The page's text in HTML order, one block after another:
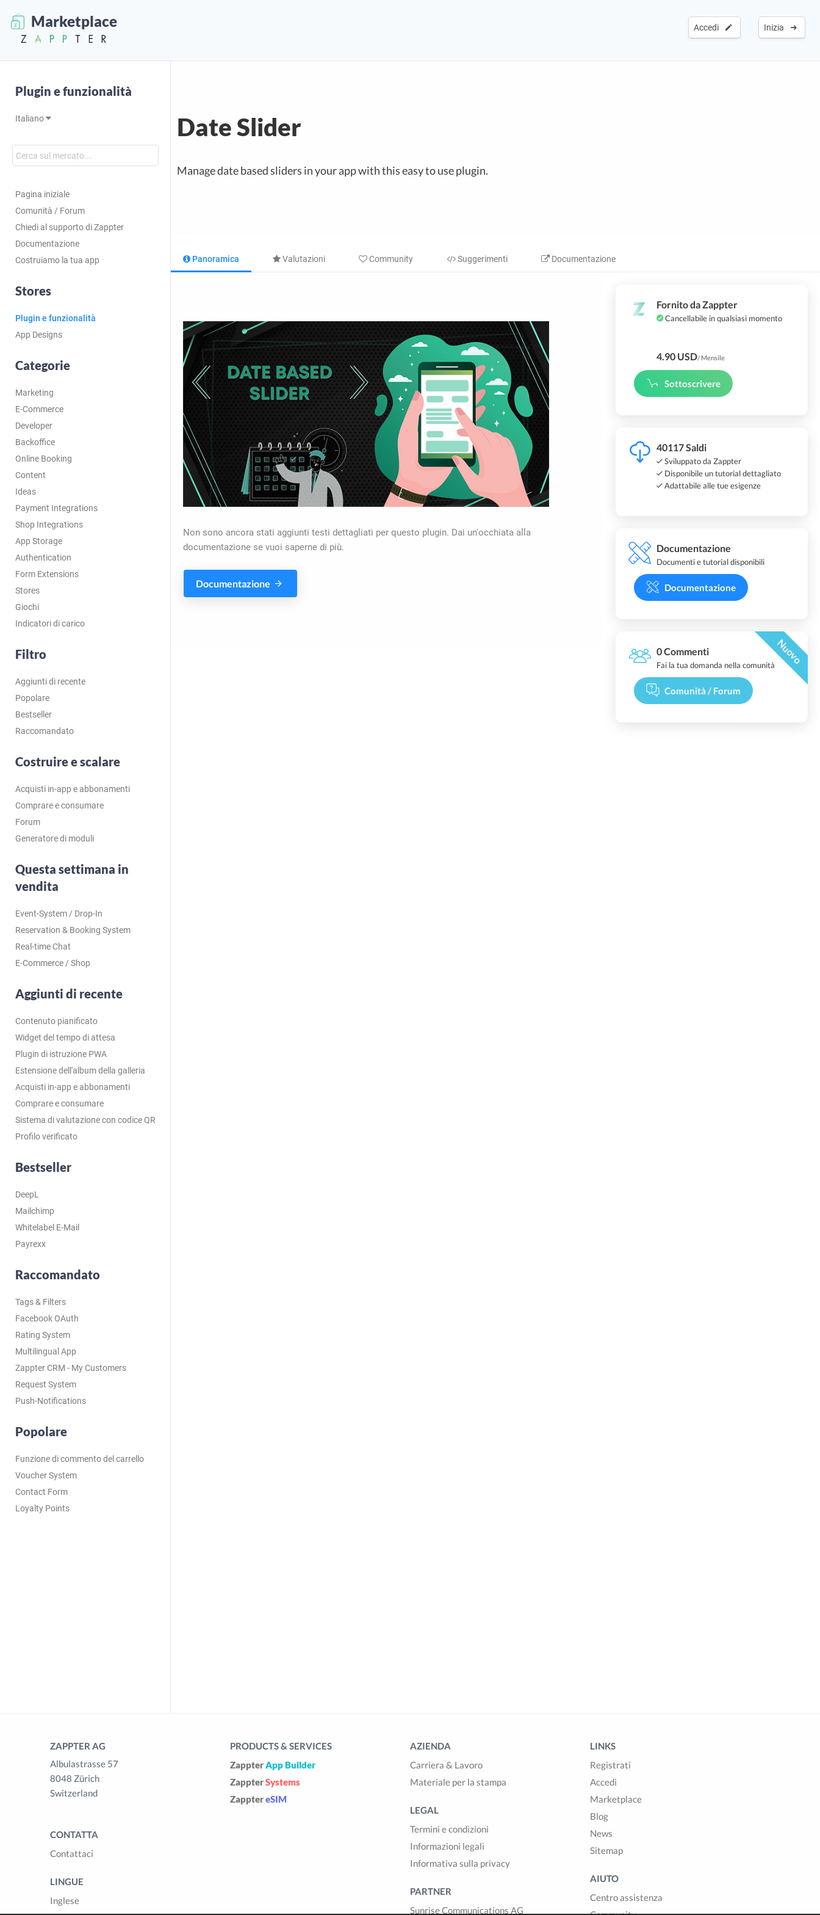
Marketplace Inizia
Accedi
Plugin e funzionalità
Italiano
Pagina iniziale
Comunità / Forum
Chiedi al supporto di Zappter
Documentazione
Costruiamo la tua app
Stores
Plugin e funzionalità
App Designs
Categorie
Marketing
E-Commerce
Developer
Backoffice
Online Booking
Content
Ideas
Payment Integrations
Shop Integrations
App Storage
Authentication
Form Extensions
Stores
Giochi
Indicatori di carico
Filtro
Aggiunti di recente
Popolare
Bestseller
Raccomandato
Costruire e scalare
Acquisti in-app e abbonamenti
Comprare e consumare
Forum
Generatore di moduli
Questa settimana in
vendita
Event-System / Drop-In
Reservation & Booking System
Real-time Chat
E-Commerce / Shop
Aggiunti di recente
Contenuto pianificato
Widget del tempo di attesa
Plugin di istruzione PWA
Estensione dell'album della galleria
Acquisti in-app e abbonamenti
Comprare e consumare
Sistema di valutazione con codice QR
Profilo verificato
Bestseller
DeepL
Mailchimp
Whitelabel E-Mail
Payrexx
Raccomandato
Tags & Filters
Facebook OAuth
Rating System
Multilingual App
Zappter CRM - My Customers
Request System
Push-Notifications
Popolare
Funzione di commento del carrello
Voucher System
Contact Form
Loyalty Points
Date Slider
Manage date based sliders in your app with this easy to use plugin.
Panoramica Valutazioni Community Suggerimenti Documentazione
Non sono ancora stati aggiunti testi dettagliati per questo plugin. Dai un'occhiata alla
documentazione se vuoi saperne di più.
Documentazione
Fornito da Zappter
Cancellabile in qualsiasi momento
4.90 USD/ Mensile
Sottoscrivere
40117 Saldi
Sviluppato da Zappter
Disponibile un tutorial dettagliato
Adattabile alle tue esigenze
Documentazione
Documenti e tutorial disponibili
Documentazione
0 Commenti Nuovo
Fai la tua domanda nella comunità
Comunità / Forum
ZAPPTER AG
Albulastrasse 57
8048 Zürich
Switzerland
CONTATTA
Contattaci
LINGUE
Inglese
PRODUCTS & SERVICES
ZappterApp Builder
ZappterSystems
ZapptereSIM
AZIENDA
Carriera & Lavoro
Materiale per la stampa
LEGAL
Termini e condizioni
Informazioni legali
Informativa sulla privacy
PARTNER
Sunrise Communications AG
LINKS
Registrati
Accedi
Marketplace
Blog
News
Sitemap
AIUTO
Centro assistenza